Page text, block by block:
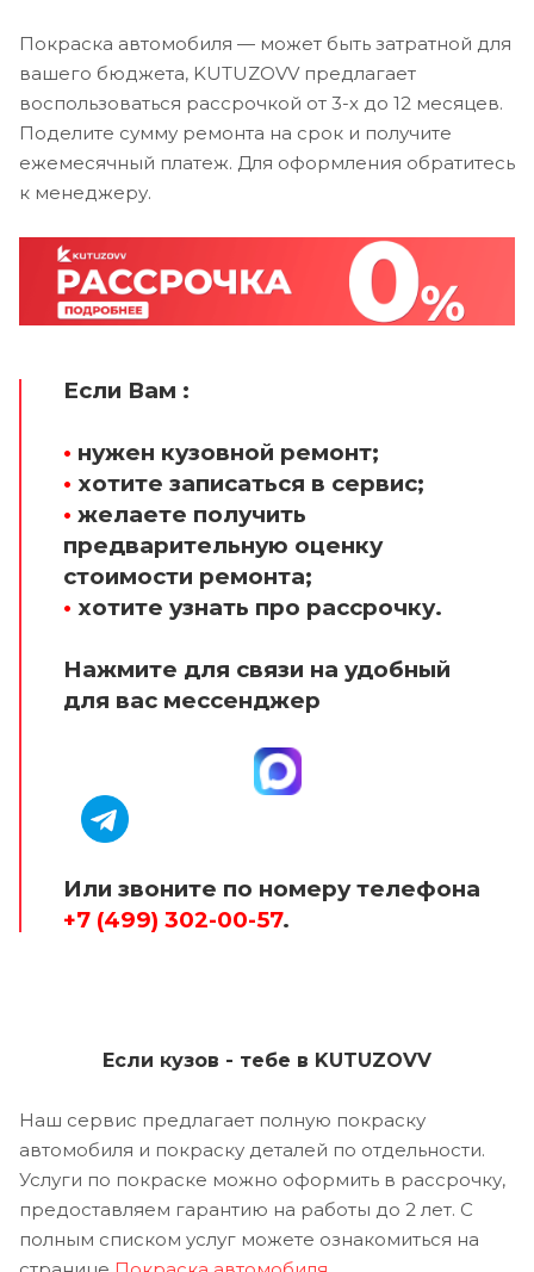
Покраска автомобиля — может быть затратной для
вашего бюджета, KUTUZOVV предлагает
воспользоваться рассрочкой от 3-х до 12 месяцев.
Поделите сумму ремонта на срок и получите
ежемесячный платеж. Для оформления обратитесь
к менеджеру.
Если Вам :
• нужен кузовной ремонт;
• хотите записаться в сервис;
• желаете получить
предварительную оценку
стоимости ремонта;
• хотите узнать про рассрочку.
Нажмите для связи на удобный
для вас мессенджер
Или звоните по номеру телефона
+7 (499) 302-00-57.
Если кузов - тебе в KUTUZOVV
Наш сервис предлагает полную покраску
автомобиля и покраску деталей по отдельности.
Услуги по покраске можно оформить в рассрочку,
предоставляем гарантию на работы до 2 лет. С
полным списком услуг можете ознакомиться на